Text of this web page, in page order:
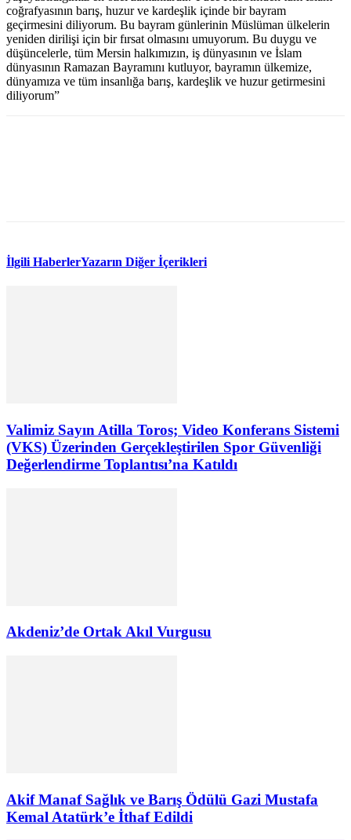
coğrafyasının barış, huzur ve kardeşlik içinde bir bayram
geçirmesini diliyorum. Bu bayram günlerinin Müslüman ülkelerin
yeniden dirilişi için bir fırsat olmasını umuyorum. Bu duygu ve
düşüncelerle, tüm Mersin halkımızın, iş dünyasının ve İslam
dünyasının Ramazan Bayramını kutluyor, bayramın ülkemize,
dünyamıza ve tüm insanlığa barış, kardeşlik ve huzur getirmesini
diliyorum”
İlgili HaberlerYazarın Diğer İçerikleri
Valimiz Sayın Atilla Toros; Video Konferans Sistemi
(VKS) Üzerinden Gerçekleştirilen Spor Güvenliği
Değerlendirme Toplantısı’na Katıldı
Akdeniz’de Ortak Akıl Vurgusu
Akif Manaf Sağlık ve Barış Ödülü Gazi Mustafa
Kemal Atatürk’e İthaf Edildi